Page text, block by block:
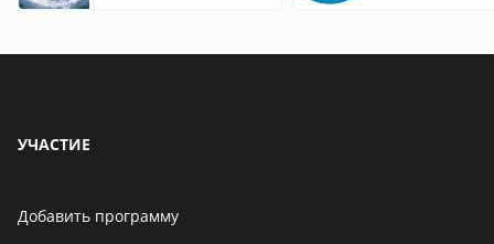
УЧАСТИЕ
Добавить программу